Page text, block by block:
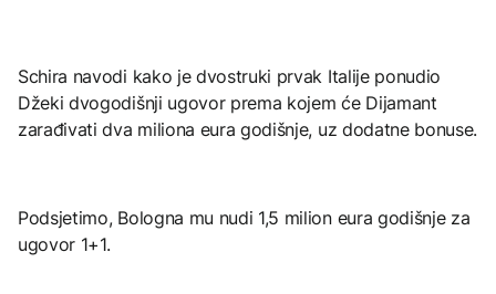
Schira navodi kako je dvostruki prvak Italije ponudio
Džeki dvogodišnji ugovor prema kojem će Dijamant
zarađivati dva miliona eura godišnje, uz dodatne bonuse.
Podsjetimo, Bologna mu nudi 1,5 milion eura godišnje za
ugovor 1+1.